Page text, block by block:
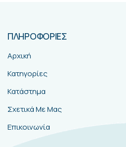
ΠΛΗΡΟΦΟΡΙΕΣ
Αρχική
Κατηγορίες
Κατάστημα
Σχετικά Με Μας
Επικοινωνία